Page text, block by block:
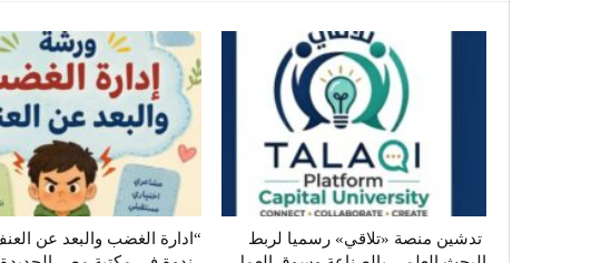
تدشين منصة «تلاقي» رسميا لربط
“ادارة الغضب والبعد عن